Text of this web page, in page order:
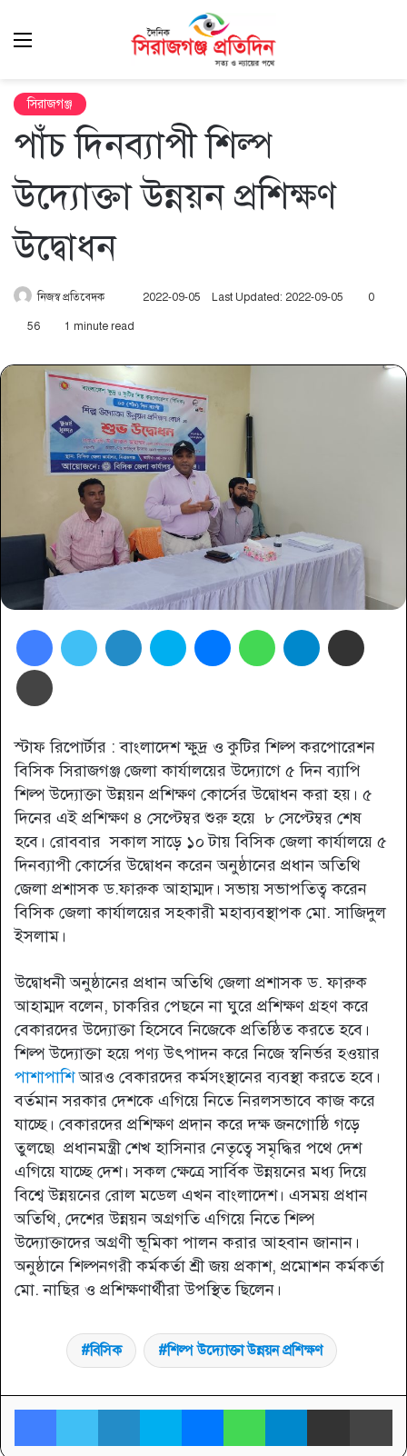
Menu
সিরাজগঞ্জ
পাঁচ দিনব্যাপী শিল্প
উদ্যোক্তা উন্নয়ন প্রশিক্ষণ
উদ্বোধন
নিজস্ব প্রতিবেদক
Send2022-09-05 Last Updated: 2022-09-05 0
56 1 minute read
Facebook
Twitter LinkedInSkype MessengerWhatsAppTelegram
প্রিন্ট
স্টাফ রিপোর্টার : বাংলাদেশ ক্ষুদ্র ও কুটির শিল্প করপোরেশন
বিসিক সিরাজগঞ্জ জেলা কার্যালয়ের উদ্যোগে ৫ দিন ব্যাপি
শিল্প উদ্যোক্তা উন্নয়ন প্রশিক্ষণ কোর্সের উদ্বোধন করা হয়। ৫
দিনের এই প্রশিক্ষণ ৪ সেপ্টেম্বর শুরু হয়ে ৮ সেপ্টেম্বর শেষ
হবে। রোববার সকাল সাড়ে ১০ টায় বিসিক জেলা কার্যালয়ে ৫
দিনব্যাপী কোর্সের উদ্বোধন করেন অনুষ্ঠানের প্রধান অতিথি
জেলা প্রশাসক ড.ফারুক আহাম্মদ। সভায় সভাপতিত্ব করেন
বিসিক জেলা কার্যালয়ের সহকারী মহাব্যবস্থাপক মো. সাজিদুল
ইসলাম।
উদ্বোধনী অনুষ্ঠানের প্রধান অতিথি জেলা প্রশাসক ড. ফারুক
আহাম্মদ বলেন, চাকরির পেছনে না ঘুরে প্রশিক্ষণ গ্রহণ করে
বেকারদের উদ্যোক্তা হিসেবে নিজেকে প্রতিষ্ঠিত করতে হবে।
শিল্প উদ্যোক্তা হয়ে পণ্য উৎপাদন করে নিজে স্বনির্ভর হওয়ার
পাশাপাশিআরও বেকারদের কর্মসংস্থানের ব্যবস্থা করতে হবে।
বর্তমান সরকার দেশকে এগিয়ে নিতে নিরলসভাবে কাজ করে
যাচ্ছে। বেকারদের প্রশিক্ষণ প্রদান করে দক্ষ জনগোষ্ঠি গড়ে
তুলছে৷ প্রধানমন্ত্রী শেখ হাসিনার নেতৃত্বে সমৃদ্ধির পথে দেশ
এগিয়ে যাচ্ছে দেশ। সকল ক্ষেত্রে সার্বিক উন্নয়নের মধ্য দিয়ে
বিশ্বে উন্নয়নের রোল মডেল এখন বাংলাদেশ। এসময় প্রধান
অতিথি, দেশের উন্নয়ন অগ্রগতি এগিয়ে নিতে শিল্প
উদ্যোক্তাদের অগ্রণী ভূমিকা পালন করার আহবান জানান।
অনুষ্ঠানে শিল্পনগরী কর্মকর্তা শ্রী জয় প্রকাশ, প্রমোশন কর্মকর্তা
মো. নাছির ও প্রশিক্ষণার্থীরা উপস্থিত ছিলেন।
বিসিক শিল্প উদ্যোক্তা উন্নয়ন প্রশিক্ষণ
Facebook
TwitterLinkedInSkypeMessengerWhatsAppTelegram
Share via Email